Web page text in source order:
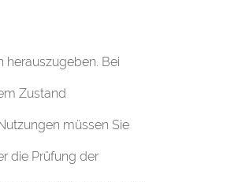
Bei
Zustand
müssen Sie
die Prüfung der